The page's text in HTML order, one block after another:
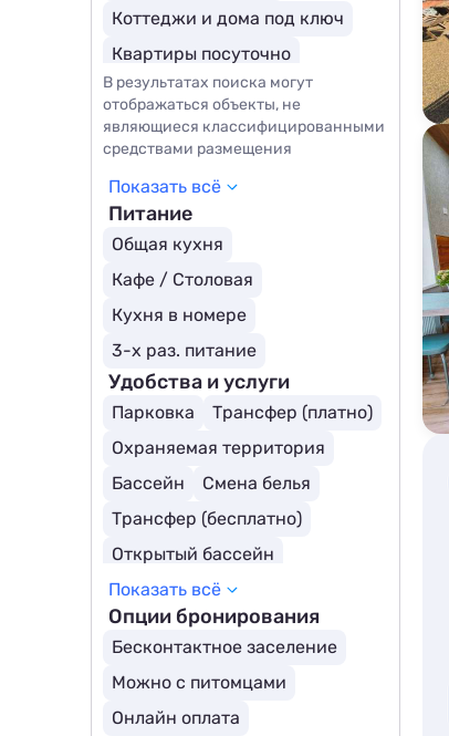
Коттеджи и дома под ключ
Квартиры посуточно
Базы отдыха
Комнаты
Мини-отели
В результатах поиска могут
отображаться объекты, не
являющиеся классифицированными
средствами размещения
Показать всё
Питание
Общая кухня
Кафе / Столовая
Кухня в номере
3-х раз. питание
Удобства и услуги
Парковка
Трансфер (платно)
Охраняемая территория
Бассейн
Смена белья
Трансфер (бесплатно)
Открытый бассейн
Детский бассейн
Бассейн с подогревом
Показать всё
Опции бронирования
Бесконтактное заселение
Можно с питомцами
Онлайн оплата